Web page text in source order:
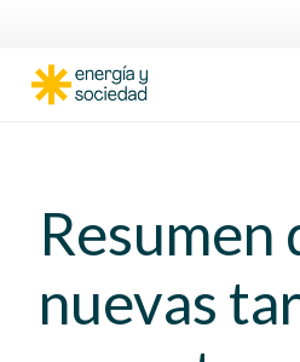
Resumen
nuevas